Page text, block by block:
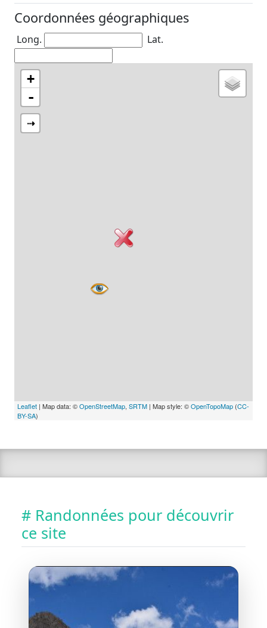
Coordonnées géographiques
Long. Lat.
+
-
⇢
Leaflet | Map data: ©OpenStreetMap, SRTM | Map style: ©OpenTopoMap (CC-
BY-SA)
# Randonnées pour découvrir
ce site